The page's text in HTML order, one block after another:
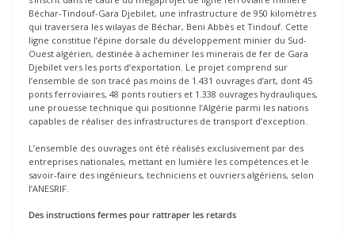
Béchar-Tindouf-Gara Djebilet, une infrastructure de 950 kilomètres
qui traversera les wilayas de Béchar, Beni Abbès et Tindouf. Cette
ligne constitue l’épine dorsale du développement minier du Sud-
Ouest algérien, destinée à acheminer les minerais de fer de Gara
Djebilet vers les ports d’exportation. Le projet comprend sur
l’ensemble de son tracé pas moins de 1.431 ouvrages d’art, dont 45
ponts ferroviaires, 48 ponts routiers et 1.338 ouvrages hydrauliques,
une prouesse technique qui positionne l’Algérie parmi les nations
capables de réaliser des infrastructures de transport d’exception.
L’ensemble des ouvrages ont été réalisés exclusivement par des
entreprises nationales, mettant en lumière les compétences et le
savoir-faire des ingénieurs, techniciens et ouvriers algériens, selon
l’ANESRIF.
Des instructions fermes pour rattraper les retards